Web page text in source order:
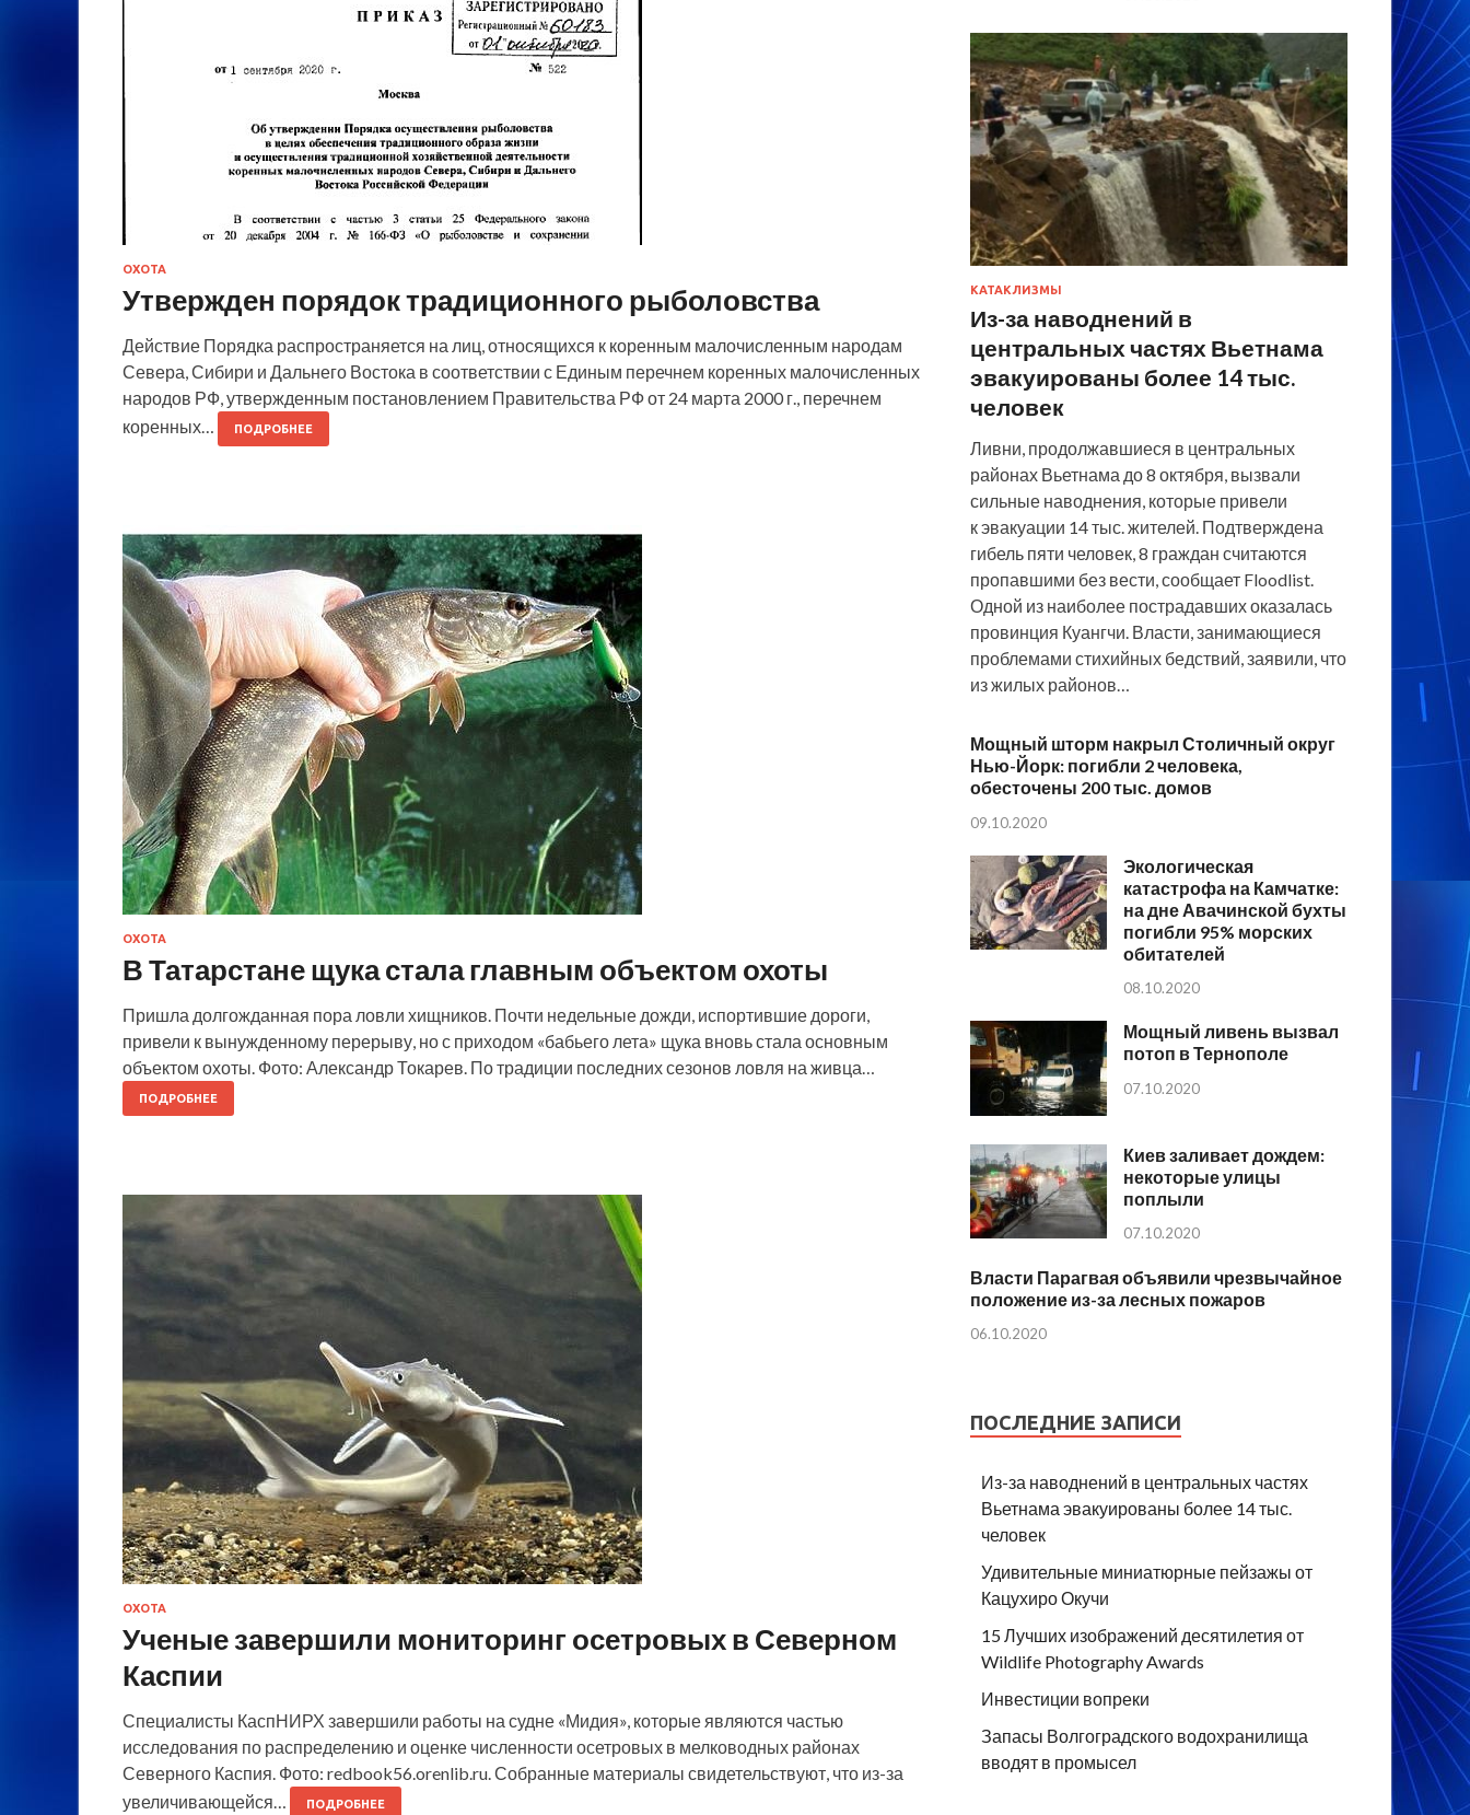
ОХОТА
Утвержден порядок традиционного рыболовства
Действие Порядка распространяется на лиц, относящихся к коренным малочисленным народам
Севера, Сибири и Дальнего Востока в соответствии с Единым перечнем коренных малочисленных
народов РФ, утвержденным постановлением Правительства РФ от 24 марта 2000 г., перечнем
коренных…
ПОДРОБНЕЕ
ОХОТА
В Татарстане щука стала главным объектом охоты
Пришла долгожданная пора ловли хищников. Почти недельные дожди, испортившие дороги,
привели к вынужденному перерыву, но с приходом «бабьего лета» щука вновь стала основным
объектом охоты. Фото: Александр Токарев. По традиции последних сезонов ловля на живца…
ПОДРОБНЕЕ
ОХОТА
Ученые завершили мониторинг осетровых в Северном
Каспии
Специалисты КаспНИРХ завершили работы на судне «Мидия», которые являются частью
исследования по распределению и оценке численности осетровых в мелководных районах
Северного Каспия. Фото: redbook56.orenlib.ru. Собранные материалы свидетельствуют, что из-за
увеличивающейся…
ПОДРОБНЕЕ
КАТАКЛИЗМЫ
Из-за наводнений в
центральных частях Вьетнама
эвакуированы более 14 тыс.
человек
Ливни, продолжавшиеся в центральных
районах Вьетнама до 8 октября, вызвали
сильные наводнения, которые привели
к эвакуации 14 тыс. жителей. Подтверждена
гибель пяти человек, 8 граждан считаются
пропавшими без вести, сообщает Floodlist.
Одной из наиболее пострадавших оказалась
провинция Куангчи. Власти, занимающиеся
проблемами стихийных бедствий, заявили, что
из жилых районов…
Мощный шторм накрыл Столичный округ
Нью-Йорк: погибли 2 человека,
обесточены 200 тыс. домов
09.10.2020
Экологическая
катастрофа на Камчатке:
на дне Авачинской бухты
погибли 95% морских
обитателей
08.10.2020
Мощный ливень вызвал
потоп в Тернополе
07.10.2020
Киев заливает дождем:
некоторые улицы
поплыли
07.10.2020
Власти Парагвая объявили чрезвычайное
положение из-за лесных пожаров
06.10.2020
ПОСЛЕДНИЕ ЗАПИСИ
Из-за наводнений в центральных частях
Вьетнама эвакуированы более 14 тыс.
человек
Удивительные миниатюрные пейзажы от
Кацухиро Окучи
15 Лучших изображений десятилетия от
Wildlife Photography Awards
Инвестиции вопреки
Запасы Волгоградского водохранилища
вводят в промысел